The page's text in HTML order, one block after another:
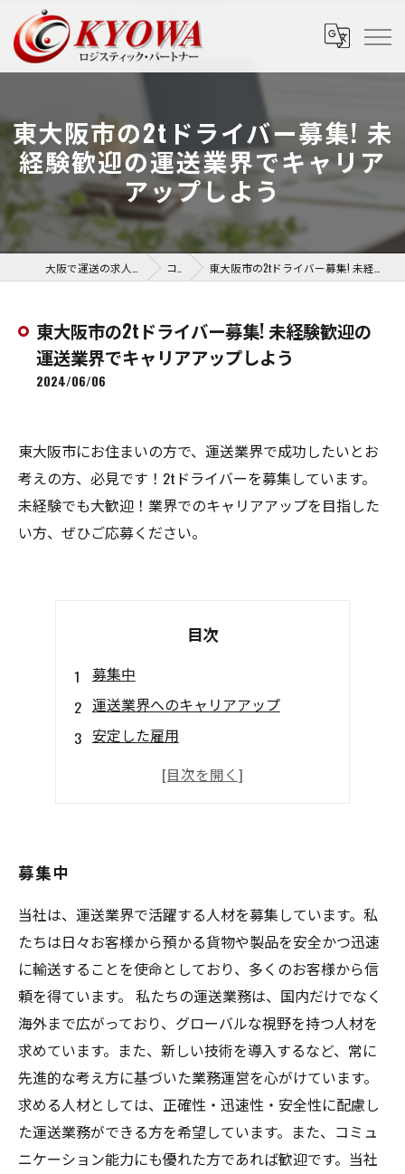
東大阪市の2tドライバー募集! 未
経験歓迎の運送業界でキャリア
アップしよう
コラム 東大阪市の2tドライバー募集! 未経験歓迎の運送業界でキャリアアップしよう
東大阪市の2tドライバー募集! 未経験歓迎の
運送業界でキャリアアップしよう
2024/06/06
東大阪市にお住まいの方で、運送業界で成功したいとお
考えの方、必見です！2tドライバーを募集しています。
未経験でも大歓迎！業界でのキャリアアップを目指した
い方、ぜひご応募ください。
目次
募集中
運送業界へのキャリアアップ
安定した雇用
やりがいのある仕事
募集中
当社は、運送業界で活躍する人材を募集しています。私
たちは日々お客様から預かる貨物や製品を安全かつ迅速
に輸送することを使命としており、多くのお客様から信
頼を得ています。 私たちの運送業務は、国内だけでなく
海外まで広がっており、グローバルな視野を持つ人材を
求めています。また、新しい技術を導入するなど、常に
先進的な考え方に基づいた業務運営を心がけています。
求める人材としては、正確性・迅速性・安全性に配慮し
た運送業務ができる方を希望しています。また、コミュ
ニケーション能力にも優れた方であれば歓迎です。当社